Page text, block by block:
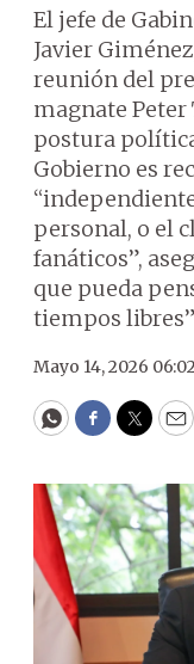
El jefe de
Javier
reunión del
magnate
postura
Gobierno es
personal, o el
fanáticos”,
que pueda
tiempos
Mayo 14, 2026
WhatsApp
Facebook